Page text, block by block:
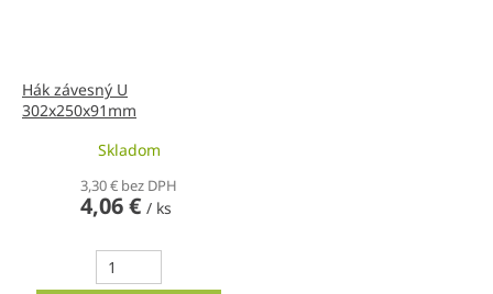
Hák závesný U
302x250x91mm
Skladom
3,30 € bez DPH
4,06 € / ks